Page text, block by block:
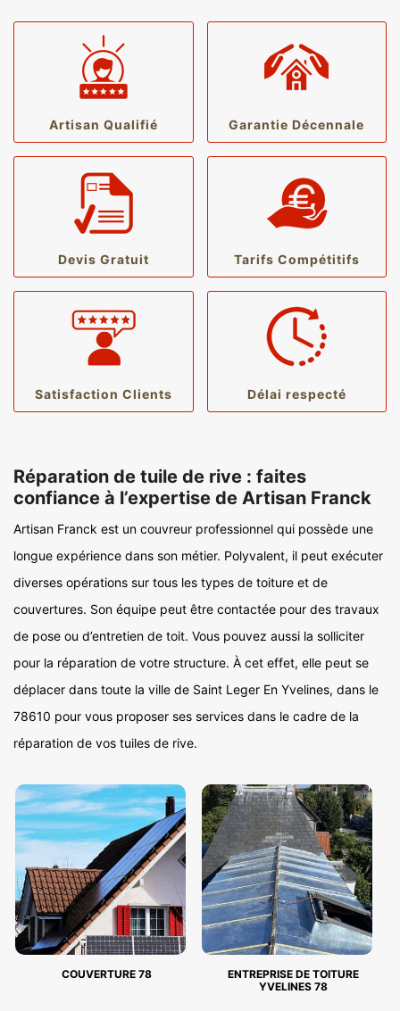
Artisan Qualifié Garantie Décennale
Devis Gratuit Tarifs Compétitifs
Satisfaction Clients Délai respecté
Réparation de tuile de rive : faites
confiance à l’expertise de Artisan Franck
Artisan Franck est un couvreur professionnel qui possède une
longue expérience dans son métier. Polyvalent, il peut exécuter
diverses opérations sur tous les types de toiture et de
couvertures. Son équipe peut être contactée pour des travaux
de pose ou d’entretien de toit. Vous pouvez aussi la solliciter
pour la réparation de votre structure. À cet effet, elle peut se
déplacer dans toute la ville de Saint Leger En Yvelines, dans le
78610 pour vous proposer ses services dans le cadre de la
réparation de vos tuiles de rive.
COUVERTURE 78
ENTREPRISE DE TOITURE
YVELINES 78